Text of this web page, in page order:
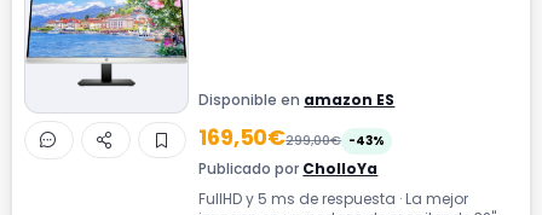
Disponible en amazon ES
169,50€299,00€ -43%
Publicado por CholloYa
FullHD y 5 ms de respuesta · La mejor